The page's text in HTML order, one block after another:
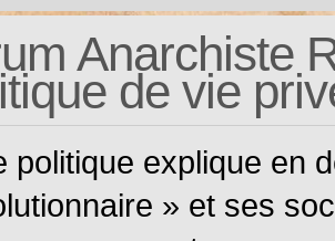
Anarchiste
de vie
politique explique en
» et ses